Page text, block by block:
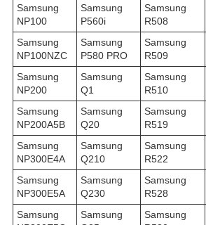
Samsung
NP100
Samsung
P560i
Samsung
R508
Samsung
NP100NZC
Samsung
P580 PRO
Samsung
R509
Samsung
NP200
Samsung
Q1
Samsung
R510
Samsung
NP200A5B
Samsung
Q20
Samsung
R519
Samsung
NP300E4A
Samsung
Q210
Samsung
R522
Samsung
NP300E5A
Samsung
Q230
Samsung
R528
Samsung
Samsung
Samsung